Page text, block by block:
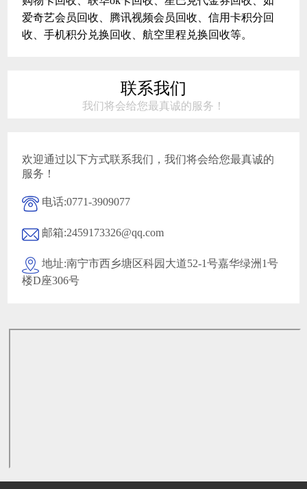
爱奇艺会员回收、腾讯视频会员回收、信用卡积分回
收、手机积分兑换回收、航空里程兑换回收等。
联系我们
我们将会给您最真诚的服务！
欢迎通过以下方式联系我们，我们将会给您最真诚的
服务！
电话:0771-3909077
邮箱:2459173326@qq.com
地址:南宁市西乡塘区科园大道52-1号嘉华绿洲1号
楼D座306号